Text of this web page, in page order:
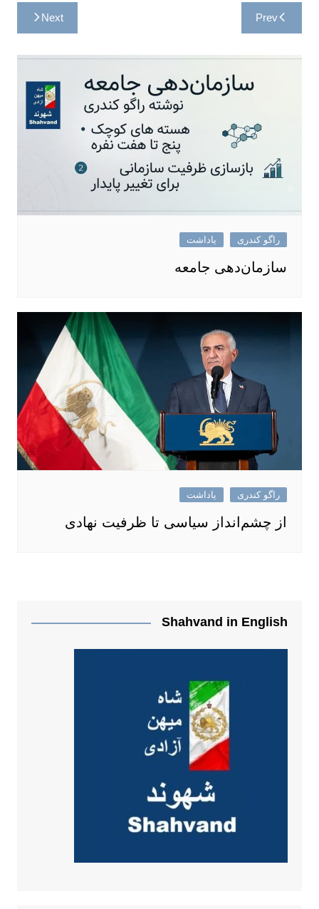
راهبری
نوشته
Prev
Next
راگو کندری یاداشت
سازمان‌دهی جامعه
راگو کندری یاداشت
از چشم‌انداز سیاسی تا ظرفیت نهادی
Shahvand in English